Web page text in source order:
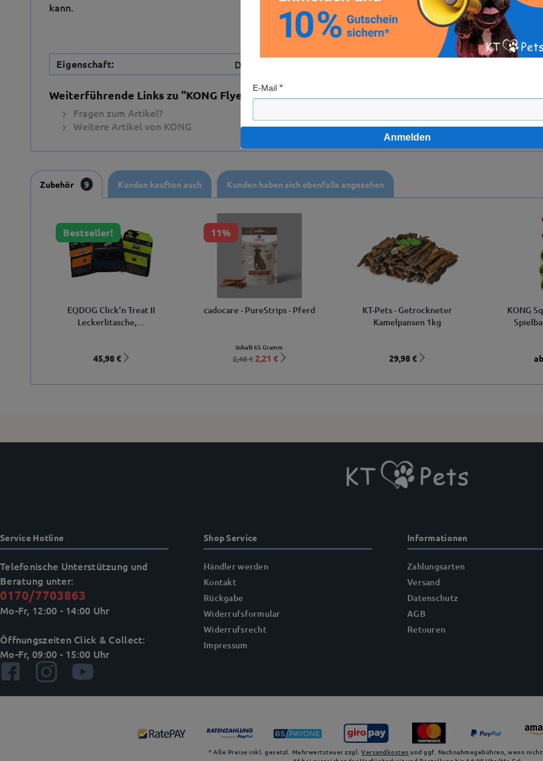
kann.
Eigenschaft: Dog Disc
Weiterführende Links zu "KONG Flyer"
Fragen zum Artikel?
Weitere Artikel von KONG
Zubehör 9 Kunden kauften auch Kunden haben sich ebenfalls angesehen
Bestseller!
EQDOG Click'n Treat II
Leckerlitasche,...
45,98 €
11%
cadocare - PureStrips - Pferd
Inhalt65 Gramm
2,48 € 2,21 €
KT-Pets - Getrockneter
Kamelpansen 1kg
29,98 €
KONG
E-Mail
Anmelden
Service Hotline
Telefonische Unterstützung und
Beratung unter:
0170/7703863
Mo-Fr, 12:00 - 14:00 Uhr
Öffnungszeiten Click & Collect:
Mo-Fr, 09:00 - 15:00 Uhr
Shop Service
Händler werden
Kontakt
Rückgabe
Widerrufsformular
Widerrufsrecht
Impressum
Informationen
Zahlungsarten
Versand
Datenschutz
AGB
Retouren
* Alle Preise inkl. gesetzl. Mehrwertsteuer zzgl.Versandkosten und ggf. Nachnahmegebühren, wenn